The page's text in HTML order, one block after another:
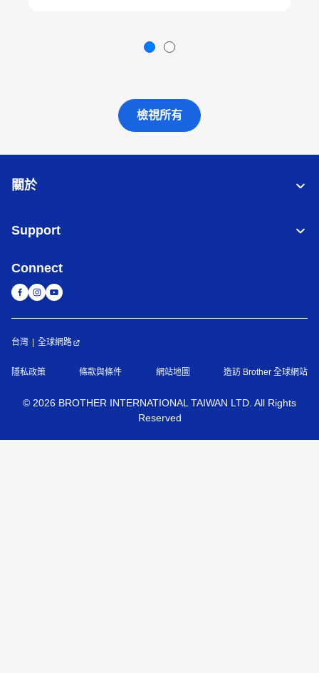
檢視所有
關於
Support
Connect
台灣 全球網路
隱私政策 條款與條件 網站地圖 造訪 Brother 全球網站
© 2026 BROTHER INTERNATIONAL TAIWAN LTD. All Rights
Reserved